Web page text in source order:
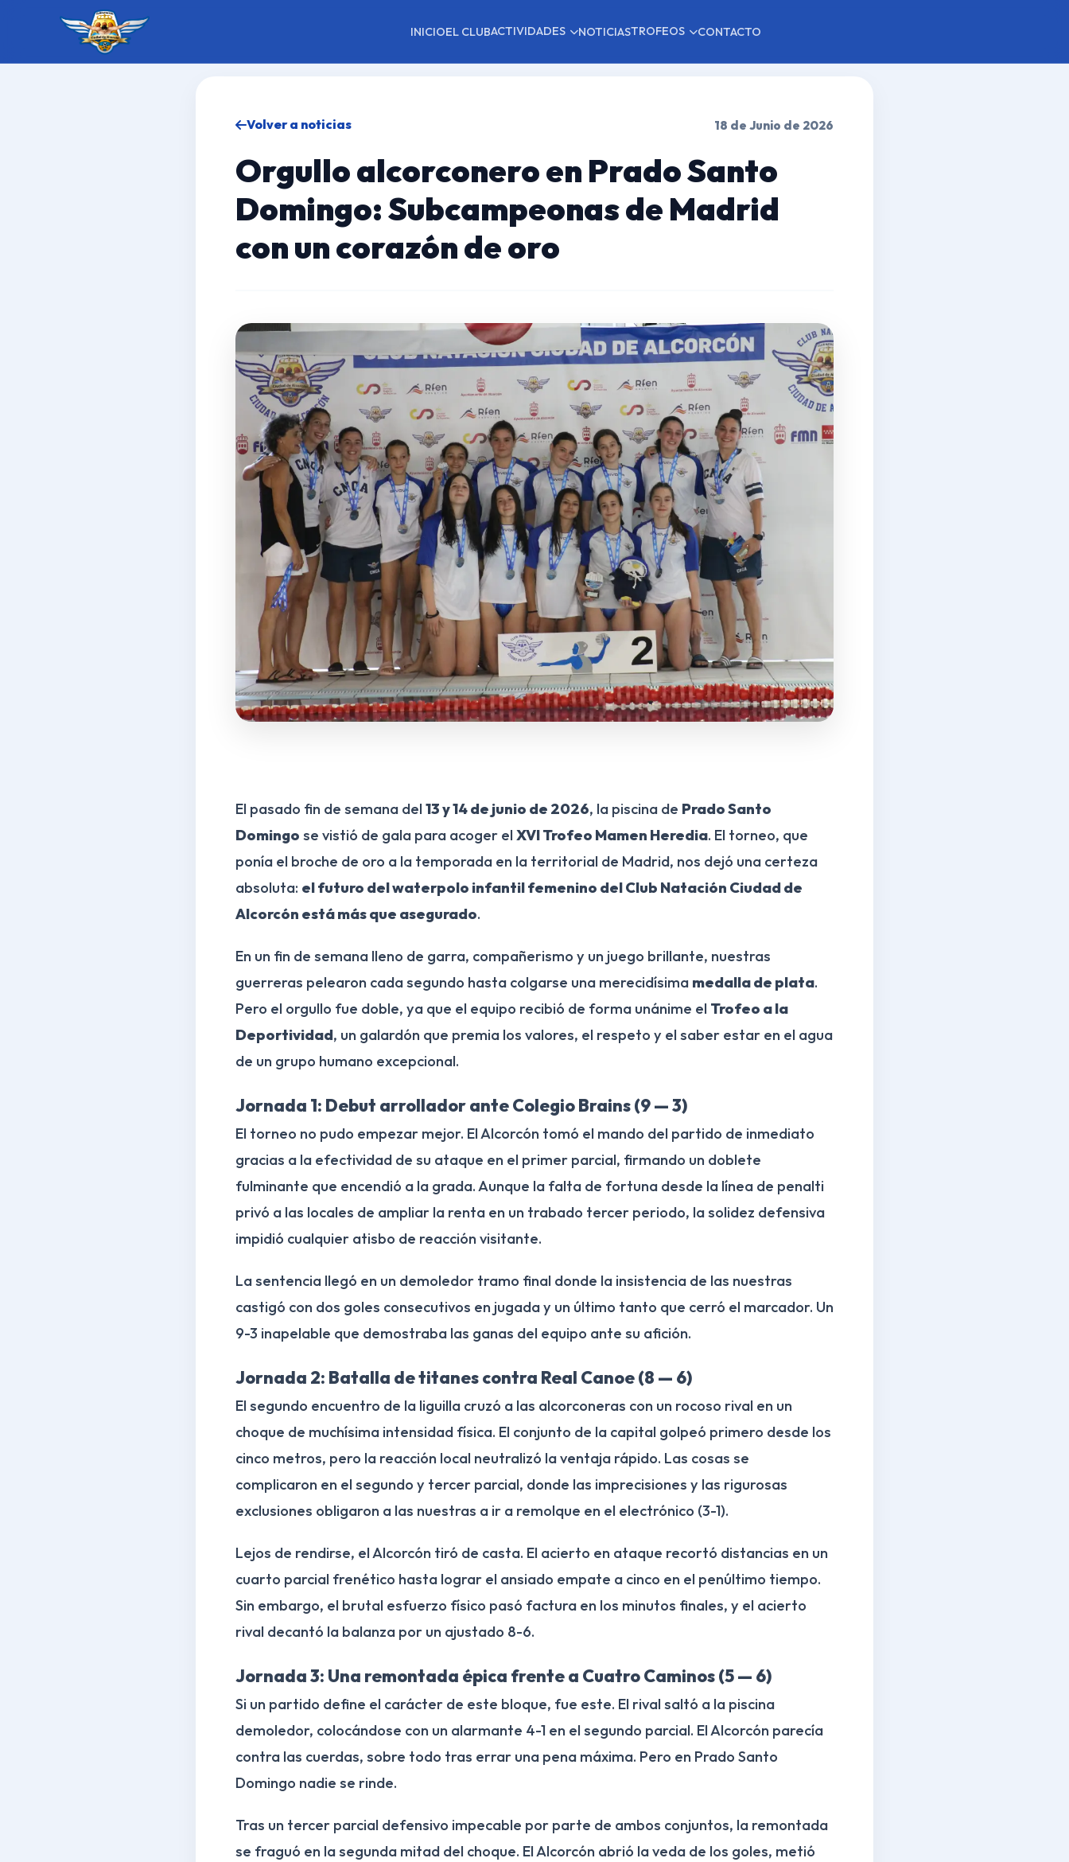
INICIOEL CLUBACTIVIDADES NOTICIASTROFEOS CONTACTO
Volver a noticias 18 de Junio de 2026
Orgullo alcorconero en Prado Santo
Domingo: Subcampeonas de Madrid
con un corazón de oro
El pasado fin de semana del 13 y 14 de junio de 2026, la piscina de Prado Santo
Domingo se vistió de gala para acoger el XVI Trofeo Mamen Heredia. El torneo, que
ponía el broche de oro a la temporada en la territorial de Madrid, nos dejó una certeza
absoluta: el futuro del waterpolo infantil femenino del Club Natación Ciudad de
Alcorcón está más que asegurado.
En un fin de semana lleno de garra, compañerismo y un juego brillante, nuestras
guerreras pelearon cada segundo hasta colgarse una merecidísima medalla de plata.
Pero el orgullo fue doble, ya que el equipo recibió de forma unánime el Trofeo a la
Deportividad, un galardón que premia los valores, el respeto y el saber estar en el agua
de un grupo humano excepcional.
Jornada 1: Debut arrollador ante Colegio Brains (9 — 3)
El torneo no pudo empezar mejor. El Alcorcón tomó el mando del partido de inmediato
gracias a la efectividad de su ataque en el primer parcial, firmando un doblete
fulminante que encendió a la grada. Aunque la falta de fortuna desde la línea de penalti
privó a las locales de ampliar la renta en un trabado tercer periodo, la solidez defensiva
impidió cualquier atisbo de reacción visitante.
La sentencia llegó en un demoledor tramo final donde la insistencia de las nuestras
castigó con dos goles consecutivos en jugada y un último tanto que cerró el marcador. Un
9-3 inapelable que demostraba las ganas del equipo ante su afición.
Jornada 2: Batalla de titanes contra Real Canoe (8 — 6)
El segundo encuentro de la liguilla cruzó a las alcorconeras con un rocoso rival en un
choque de muchísima intensidad física. El conjunto de la capital golpeó primero desde los
cinco metros, pero la reacción local neutralizó la ventaja rápido. Las cosas se
complicaron en el segundo y tercer parcial, donde las imprecisiones y las rigurosas
exclusiones obligaron a las nuestras a ir a remolque en el electrónico (3-1).
Lejos de rendirse, el Alcorcón tiró de casta. El acierto en ataque recortó distancias en un
cuarto parcial frenético hasta lograr el ansiado empate a cinco en el penúltimo tiempo.
Sin embargo, el brutal esfuerzo físico pasó factura en los minutos finales, y el acierto
rival decantó la balanza por un ajustado 8-6.
Jornada 3: Una remontada épica frente a Cuatro Caminos (5 — 6)
Si un partido define el carácter de este bloque, fue este. El rival saltó a la piscina
demoledor, colocándose con un alarmante 4-1 en el segundo parcial. El Alcorcón parecía
contra las cuerdas, sobre todo tras errar una pena máxima. Pero en Prado Santo
Domingo nadie se rinde.
Tras un tercer parcial defensivo impecable por parte de ambos conjuntos, la remontada
se fraguó en la segunda mitad del choque. El Alcorcón abrió la veda de los goles, metió